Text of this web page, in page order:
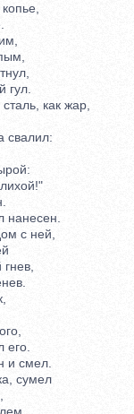
гул.
как жар,
свалил:
нанесен.
с ней,
и смел.
сумел